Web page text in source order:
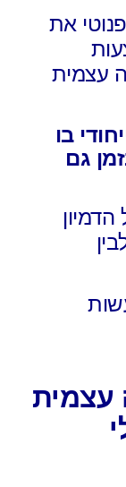
את
עצמית
בו
גם
הדמיון
עצמית